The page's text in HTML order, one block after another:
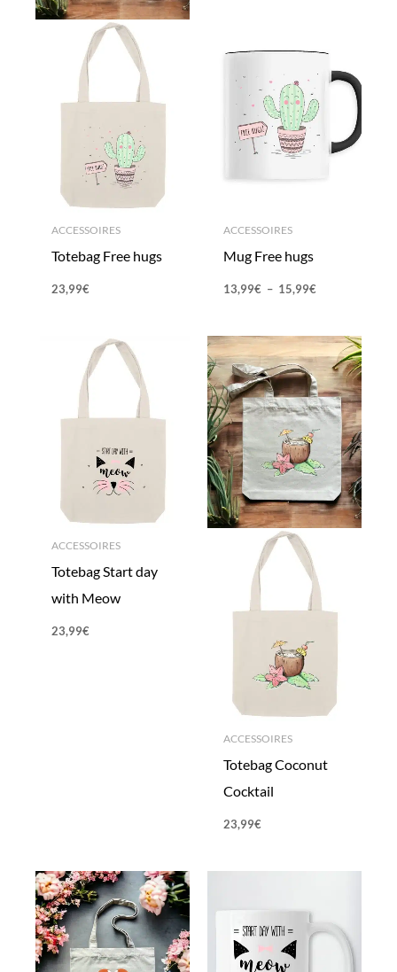
ACCESSOIRES
Totebag Free hugs
23,99€
ACCESSOIRES
Mug Free hugs
13,99€ – 15,99€
ACCESSOIRES
Totebag Start day
with Meow
23,99€
ACCESSOIRES
Totebag Coconut
Cocktail
23,99€
13,99€
à
15,99€